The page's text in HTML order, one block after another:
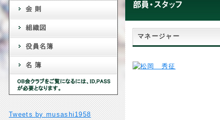
マネージャー
Tweets by musashi1958